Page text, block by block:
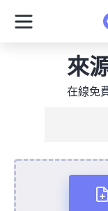
來
在線免